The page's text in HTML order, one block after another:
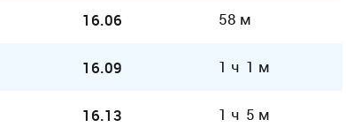
16.06 58 м
16.09 1 ч 1 м
16.13 1 ч 5 м